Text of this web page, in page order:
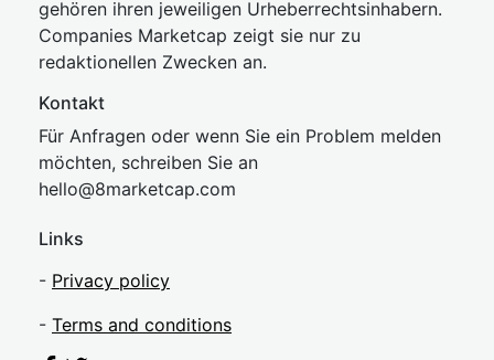
gehören ihren jeweiligen Urheberrechtsinhabern.
Companies Marketcap zeigt sie nur zu
redaktionellen Zwecken an.
Kontakt
Für Anfragen oder wenn Sie ein Problem melden
möchten, schreiben Sie an
hello@8marketcap.com
Links
- Privacy policy
- Terms and conditions